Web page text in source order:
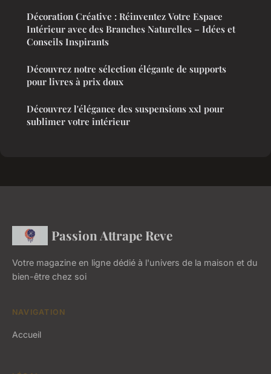
Décoration Créative : Réinventez Votre Espace
Intérieur avec des Branches Naturelles – Idées et
Conseils Inspirants
Découvrez notre sélection élégante de supports
pour livres à prix doux
Découvrez l'élégance des suspensions xxl pour
sublimer votre intérieur
Passion Attrape Reve
Votre magazine en ligne dédié à l'univers de la maison et du
bien-être chez soi
NAVIGATION
Accueil